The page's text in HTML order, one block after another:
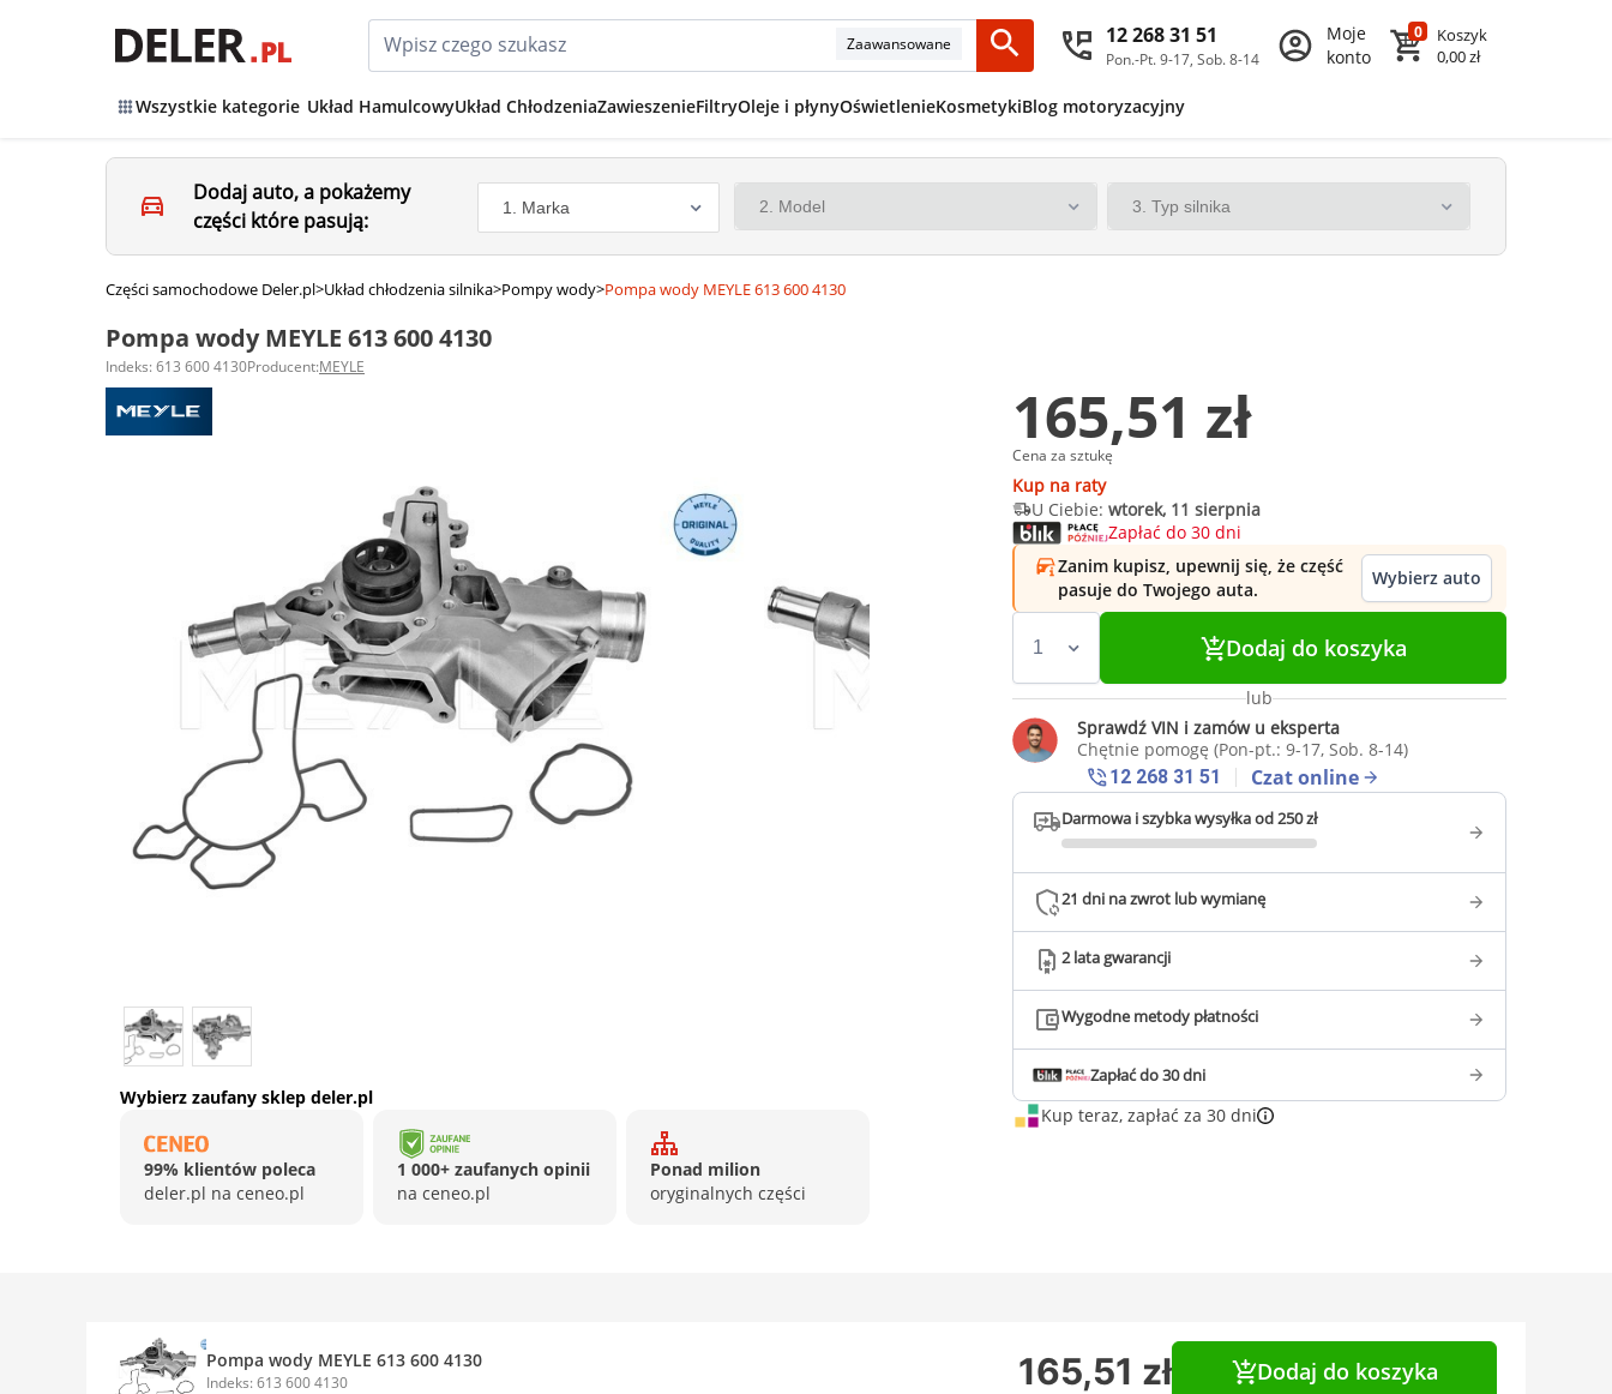
Zaawansowane 12 268 31 51
Pon.-Pt. 9-17, Sob. 8-14
Moje
konto
0
Koszyk
0,00 zł
Wszystkie kategorie Układ HamulcowyUkład ChłodzeniaZawieszenieFiltryOleje i płynyOświetlenieKosmetykiBlog motoryzacyjny
Dodaj auto, a pokażemy
części które pasują:
Części samochodowe Deler.pl>Układ chłodzenia silnika>Pompy wody>Pompa wody MEYLE 613 600 4130
Pompa wody MEYLE 613 600 4130
Indeks: 613 600 4130Producent:MEYLE
165,51 zł
Cena za sztukę
Kup na raty
U Ciebie:wtorek, 11 sierpnia
Zapłać do 30 dni
Zanim kupisz, upewnij się, że część
pasuje do Twojego auta.
Wybierz auto
Dodaj do koszyka
lub
Sprawdź VIN i zamów u eksperta
Chętnie pomogę (Pon-pt.: 9-17, Sob. 8-14)
12 268 31 51
Czat online
Darmowa i szybka wysyłka od 250 zł
21 dni na zwrot lub wymianę
2 lata gwarancji
Wygodne metody płatności
Zapłać do 30 dni
Kup teraz, zapłać za 30 dni
Wybierz zaufany sklep deler.pl
99% klientów poleca
deler.pl na ceneo.pl
1 000+ zaufanych opinii
na ceneo.pl
Ponad milion
oryginalnych części
Pompa wody MEYLE 613 600 4130
Indeks: 613 600 4130 165,51 zł Dodaj do koszyka